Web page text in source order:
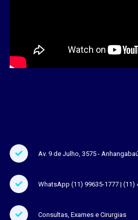
Av. 9 de Julho, 3575 -
WhatsApp (11) 99635-1777 | (11)
Consultas, Exames e Cirurgias